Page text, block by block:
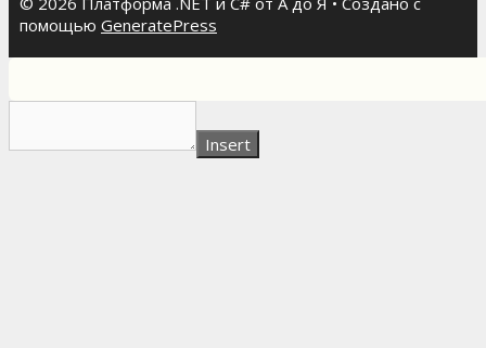
помощью GeneratePress
Insert